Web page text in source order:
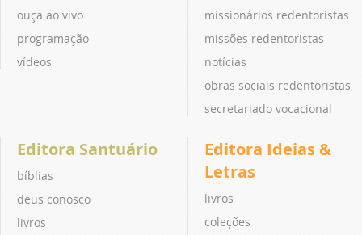
ouça ao vivo
programação
vídeos
missionários redentoristas
missões redentoristas
notícias
obras sociais redentoristas
secretariado vocacional
Editora Santuário
bíblias
deus conosco
livros
Editora Ideias &
Letras
livros
coleções